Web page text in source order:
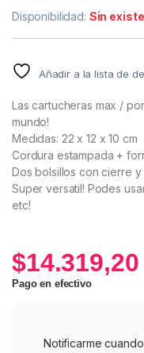
Disponibilidad: Sin
Añadir a la lista de
Las cartucheras max /
mundo!
Medidas: 22 x 12 x 10 cm
Cordura estampada +
Dos bolsillos con cierre y
Super versatil! Podes
etc!
$14.319,20
Pago en efectivo
Notificarme